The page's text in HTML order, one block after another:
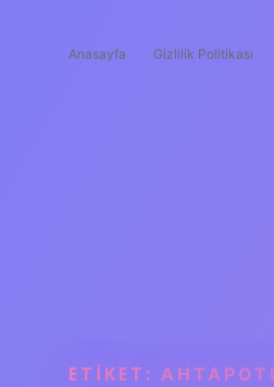
Anasayfa Gizlilik Politikası
ETIKET: